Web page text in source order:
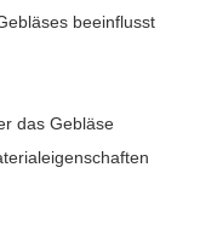
beeinflusst
das Gebläse